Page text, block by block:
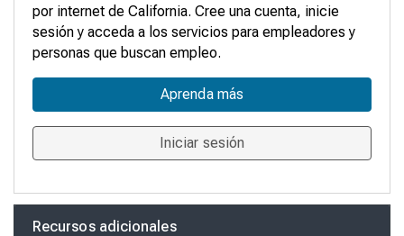
por internet de California. Cree una cuenta, inicie
sesión y acceda a los servicios para empleadores y
personas que buscan empleo.
Aprenda más
Iniciar sesión
Recursos adicionales